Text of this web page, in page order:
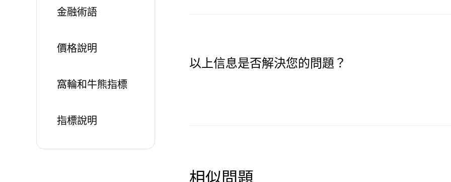
金融術語
價格說明
窩輪和牛熊指標
指標說明
以上信息是否解決您的問題？
相似問題